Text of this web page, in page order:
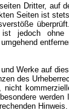
Dritter, auf
Seiten ist
jedoch ohne
Werke auf
des